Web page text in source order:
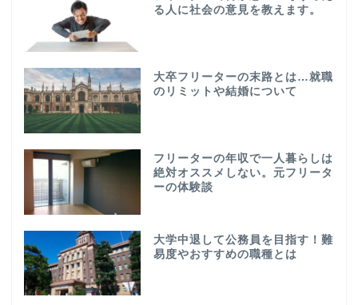
る人に社会の意見を教えます。
大卒フリーターの末路とは…就職
のリミットや結婚について
フリーターの年収で一人暮らしは
絶対オススメしない。元フリータ
ーの体験談
大学中退して公務員を目指す！難
易度やおすすめの職種とは